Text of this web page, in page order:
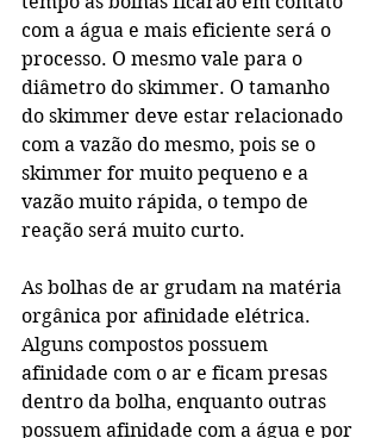
com a água e mais eficiente será o
processo. O mesmo vale para o
diâmetro do skimmer. O tamanho
do skimmer deve estar relacionado
com a vazão do mesmo, pois se o
skimmer for muito pequeno e a
vazão muito rápida, o tempo de
reação será muito curto.
As bolhas de ar grudam na matéria
orgânica por afinidade elétrica.
Alguns compostos possuem
afinidade com o ar e ficam presas
dentro da bolha, enquanto outras
possuem afinidade com a água e por